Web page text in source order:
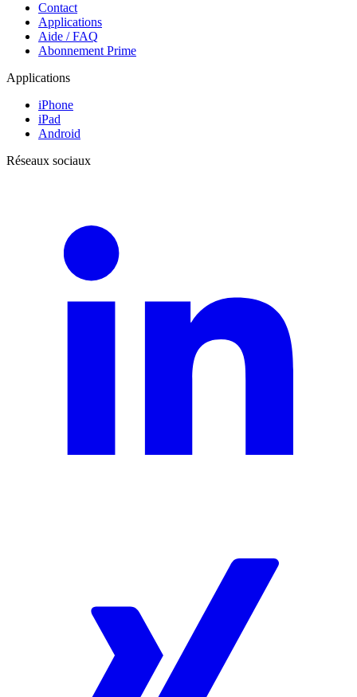
Contact
Applications
Aide / FAQ
Abonnement Prime
Applications
iPhone
iPad
Android
Réseaux sociaux